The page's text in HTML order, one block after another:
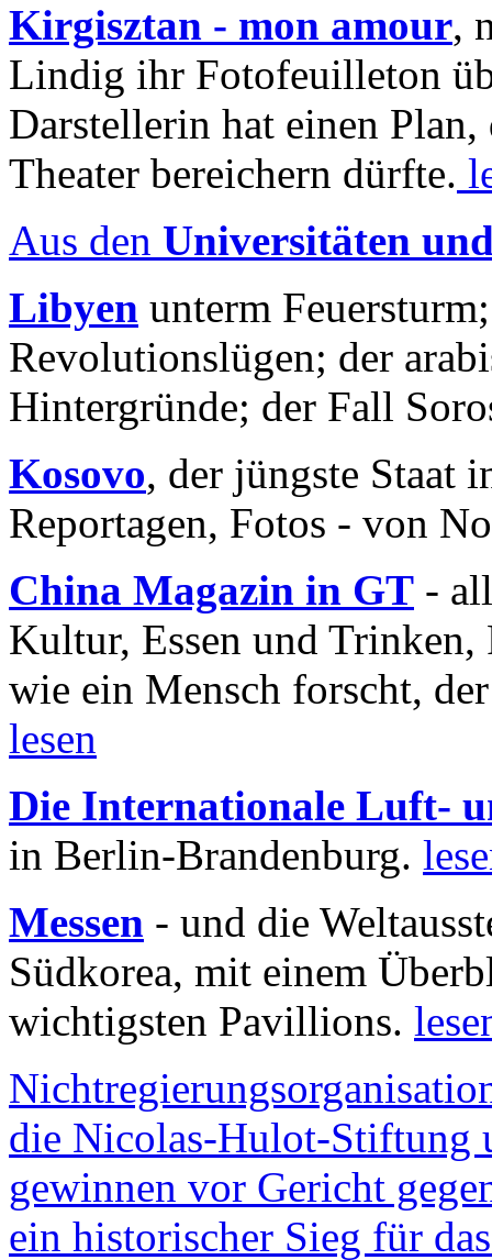
Kirgisztan - mon amour,
Lindig ihr Fotofeuilleton
Darstellerin hat einen Plan,
Theater bereichern dürfte.
Aus den Universitäten
Libyen unterm
Revolutionslügen; der
Hintergründe; der Fall
Kosovo, der jüngste Staat
Reportagen, Fotos - von
China Magazin in GT -
Kultur, Essen und
wie ein Mensch forscht,
lesen
Die Internationale Luft-
in Berlin-Brandenburg.
Messen - und die
Südkorea, mit einem
wichtigsten Pavillions.
die Nicolas-Hulot-Stiftung
gewinnen vor Gericht
ein historischer Sieg für